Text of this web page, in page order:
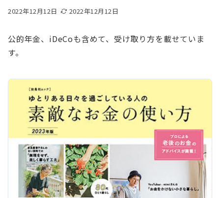
2022年12月12日 2022年12月12日
公的年金、iDeCoも含めて、受け取り方を載せていま
す。